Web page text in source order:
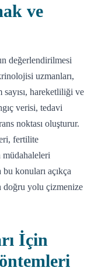
ve
değerlendirilmesi
uzmanları,
hareketliliği ve
verisi, tedavi
noktası oluşturur.
fertilite
konuları açıkça
doğru yolu çizmenize
İçin